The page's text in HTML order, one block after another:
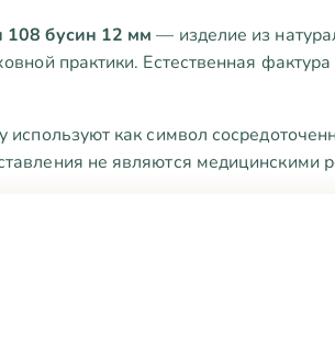
108 бусин 12 мм — изделие из
практики. Естественная фактура
как символ
не являются медицинскими